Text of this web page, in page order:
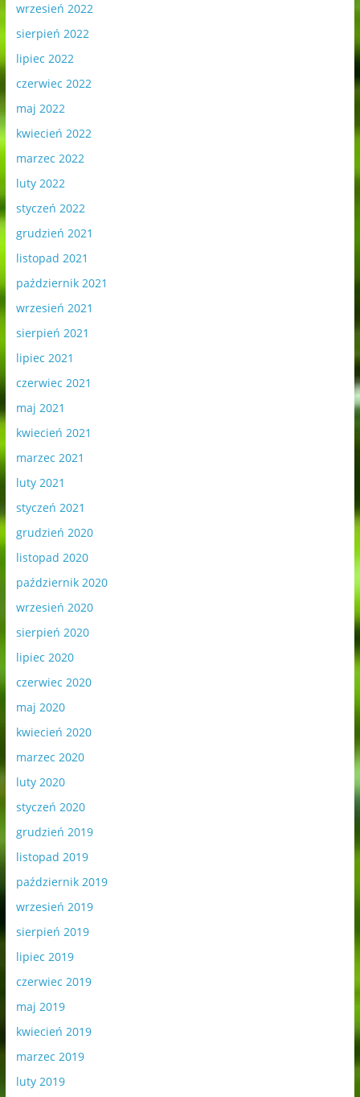
wrzesień 2022
sierpień 2022
lipiec 2022
czerwiec 2022
maj 2022
kwiecień 2022
marzec 2022
luty 2022
styczeń 2022
grudzień 2021
listopad 2021
październik 2021
wrzesień 2021
sierpień 2021
lipiec 2021
czerwiec 2021
maj 2021
kwiecień 2021
marzec 2021
luty 2021
styczeń 2021
grudzień 2020
listopad 2020
październik 2020
wrzesień 2020
sierpień 2020
lipiec 2020
czerwiec 2020
maj 2020
kwiecień 2020
marzec 2020
luty 2020
styczeń 2020
grudzień 2019
listopad 2019
październik 2019
wrzesień 2019
sierpień 2019
lipiec 2019
czerwiec 2019
maj 2019
kwiecień 2019
marzec 2019
luty 2019